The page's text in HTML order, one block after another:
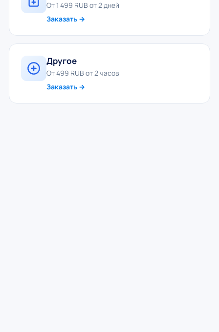
От 1 499 RUB от 2 дней
Заказать →
Другое
От 499 RUB от 2 часов
Заказать →